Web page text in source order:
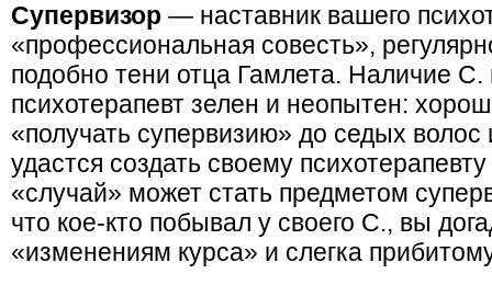
Супервизор — наставник вашего
«профессиональная совесть»,
подобно тени отца Гамлета. Наличие С.
психотерапевт зелен и неопытен:
«получать супервизию» до седых
удастся создать своему
«случай» может стать предметом
что кое-кто побывал у своего С., вы
«изменениям курса» и слегка